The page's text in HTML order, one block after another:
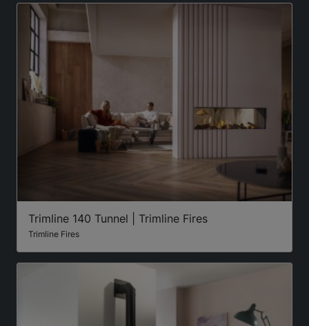
Trimline 140 Tunnel | Trimline Fires
Trimline Fires